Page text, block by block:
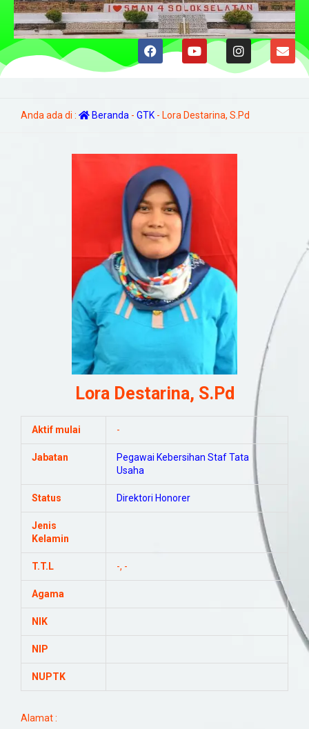
Anda ada di : Beranda - GTK - Lora Destarina, S.Pd
Lora Destarina, S.Pd
Aktif mulai -
Jabatan Pegawai Kebersihan Staf Tata
Usaha
Status Direktori Honorer
Jenis
Kelamin
T.T.L -, -
Agama
NIK
NIP
NUPTK
Alamat :